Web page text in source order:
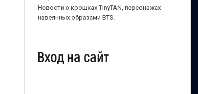
Новости о крошках TinyTAN, персонажах
навеянных образами BTS.
Вход на сайт